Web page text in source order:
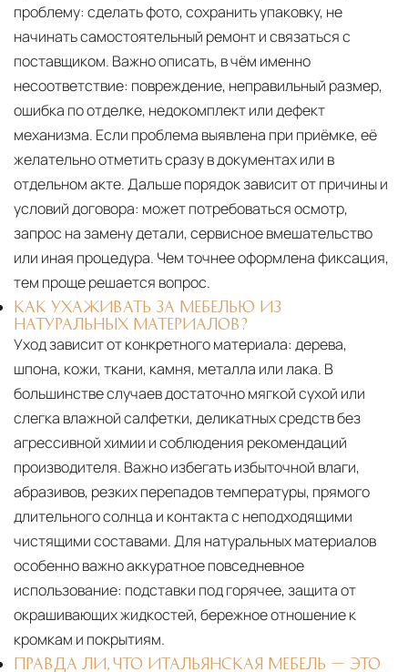
проблему: сделать фото, сохранить упаковку, не
начинать самостоятельный ремонт и связаться с
поставщиком. Важно описать, в чём именно
несоответствие: повреждение, неправильный размер,
ошибка по отделке, недокомплект или дефект
механизма. Если проблема выявлена при приёмке, её
желательно отметить сразу в документах или в
отдельном акте. Дальше порядок зависит от причины и
условий договора: может потребоваться осмотр,
запрос на замену детали, сервисное вмешательство
или иная процедура. Чем точнее оформлена фиксация,
тем проще решается вопрос.
КАК УХАЖИВАТЬ ЗА МЕБЕЛЬЮ ИЗ
НАТУРАЛЬНЫХ МАТЕРИАЛОВ?
Уход зависит от конкретного материала: дерева,
шпона, кожи, ткани, камня, металла или лака. В
большинстве случаев достаточно мягкой сухой или
слегка влажной салфетки, деликатных средств без
агрессивной химии и соблюдения рекомендаций
производителя. Важно избегать избыточной влаги,
абразивов, резких перепадов температуры, прямого
длительного солнца и контакта с неподходящими
чистящими составами. Для натуральных материалов
особенно важно аккуратное повседневное
использование: подставки под горячее, защита от
окрашивающих жидкостей, бережное отношение к
кромкам и покрытиям.
ПРАВДА ЛИ, ЧТО ИТАЛЬЯНСКАЯ МЕБЕЛЬ — ЭТО